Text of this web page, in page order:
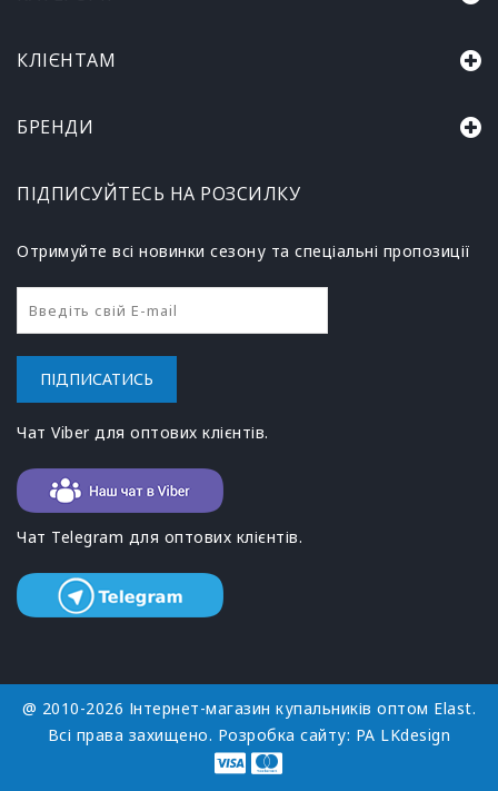
КЛІЄНТАМ
БРЕНДИ
ПІДПИСУЙТЕСЬ НА РОЗСИЛКУ
Отримуйте всі новинки сезону та спеціальні пропозиції
ПІДПИСАТИСЬ
Чат Viber для оптових клієнтів.
Чат Telegram для оптових клієнтів.
@ 2010-2026 Інтернет-магазин купальників оптом Elast.
Всі права захищено. Розробка сайту: РА LKdesign